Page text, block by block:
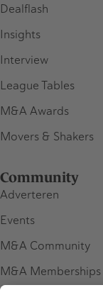
Dealflash
Insights
Interview
League Tables
M&A Awards
Movers & Shakers
Community
Adverteren
Events
M&A Community
M&A Memberships